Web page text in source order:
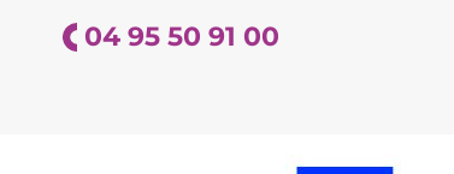
04 95 50 91 00